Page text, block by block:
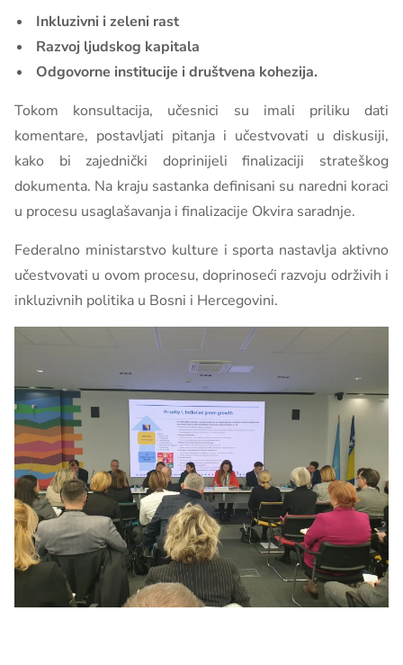
Inkluzivni i zeleni rast
Razvoj ljudskog kapitala
Odgovorne institucije i društvena kohezija.
Tokom konsultacija, učesnici su imali priliku dati
komentare, postavljati pitanja i učestvovati u diskusiji,
kako bi zajednički doprinijeli finalizaciji strateškog
dokumenta. Na kraju sastanka definisani su naredni koraci
u procesu usaglašavanja i finalizacije Okvira saradnje.
Federalno ministarstvo kulture i sporta nastavlja aktivno
učestvovati u ovom procesu, doprinoseći razvoju održivih i
inkluzivnih politika u Bosni i Hercegovini.